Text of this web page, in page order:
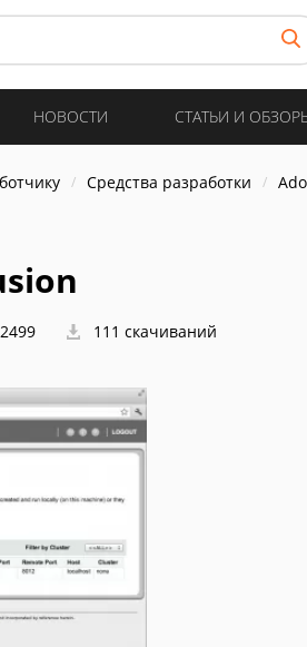
НОВОСТИ СТАТЬИ И
Средства разработки
111 скачиваний